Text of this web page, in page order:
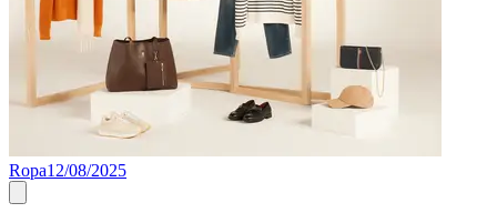
Ropa12/08/2025